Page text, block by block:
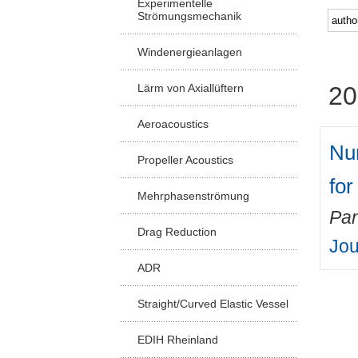
Experimentelle
Strömungsmechanik
Windenergieanlagen
Lärm von Axiallüftern
Aeroacoustics
Propeller Acoustics
Mehrphasenströmung
Drag Reduction
ADR
Straight/Curved Elastic Vessel
EDIH Rheinland
for